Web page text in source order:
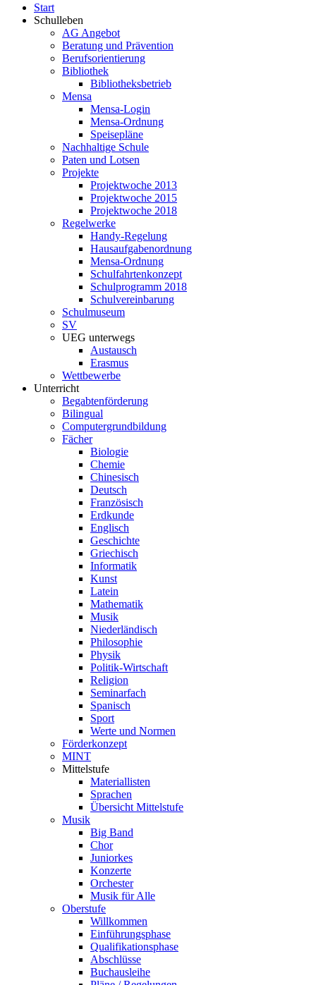
Start
Schulleben
AG Angebot
Beratung und Prävention
Berufsorientierung
Bibliothek
Bibliotheksbetrieb
Mensa
Mensa-Login
Mensa-Ordnung
Speisepläne
Nachhaltige Schule
Paten und Lotsen
Projekte
Projektwoche 2013
Projektwoche 2015
Projektwoche 2018
Regelwerke
Handy-Regelung
Hausaufgabenordnung
Mensa-Ordnung
Schulfahrtenkonzept
Schulprogramm 2018
Schulvereinbarung
Schulmuseum
SV
UEG unterwegs
Austausch
Erasmus
Wettbewerbe
Unterricht
Begabtenförderung
Bilingual
Computergrundbildung
Fächer
Biologie
Chemie
Chinesisch
Deutsch
Französisch
Erdkunde
Englisch
Geschichte
Griechisch
Informatik
Kunst
Latein
Mathematik
Musik
Niederländisch
Philosophie
Physik
Politik-Wirtschaft
Religion
Seminarfach
Spanisch
Sport
Werte und Normen
Förderkonzept
MINT
Mittelstufe
Materiallisten
Sprachen
Übersicht Mittelstufe
Musik
Big Band
Chor
Juniorkes
Konzerte
Orchester
Musik für Alle
Oberstufe
Willkommen
Einführungsphase
Qualifikationsphase
Abschlüsse
Buchausleihe